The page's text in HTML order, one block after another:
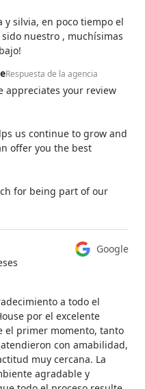
y silvia, en poco tiempo el
nuestro , muchísimas
Respuesta de la agencia
appreciates your review
us continue to grow and
offer you the best
for being part of our
Google
a todo el
por el excelente
el primer momento, tanto
con amabilidad,
muy cercana. La
agradable y